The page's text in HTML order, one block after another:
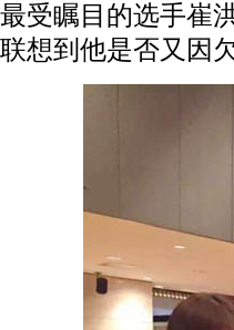
最受瞩目的选手崔
联想到他是否又因